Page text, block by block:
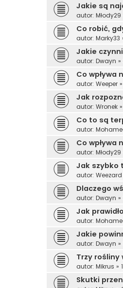
Jakie są
autor: Młody29
Co robić,
autor: Marky33
Jakie
autor: Dwayn »
Co
autor: Weeper »
Jak
autor: Wronek »
Co to są
autor:
Co wpływa
autor: Młody29
Jak szybko
autor: Weezard
Dlaczego
autor: Dwayn »
Jak
autor:
Jakie
autor: Dwayn »
Trzy rośliny
autor: Mikrus »
Skutki